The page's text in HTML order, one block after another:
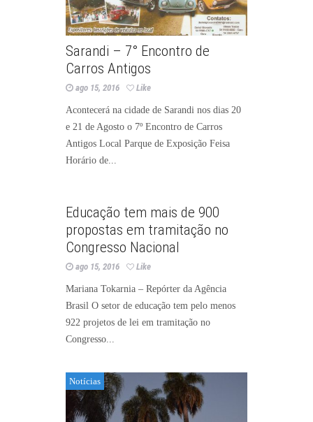
Sarandi – 7° Encontro de
Carros Antigos
ago 15, 2016 Like
Acontecerá na cidade de Sarandi nos dias 20
e 21 de Agosto o 7º Encontro de Carros
Antigos Local Parque de Exposição Feisa
Horário de...
Educação tem mais de 900
propostas em tramitação no
Congresso Nacional
ago 15, 2016 Like
Mariana Tokarnia – Repórter da Agência
Brasil O setor de educação tem pelo menos
922 projetos de lei em tramitação no
Congresso...
Notícias